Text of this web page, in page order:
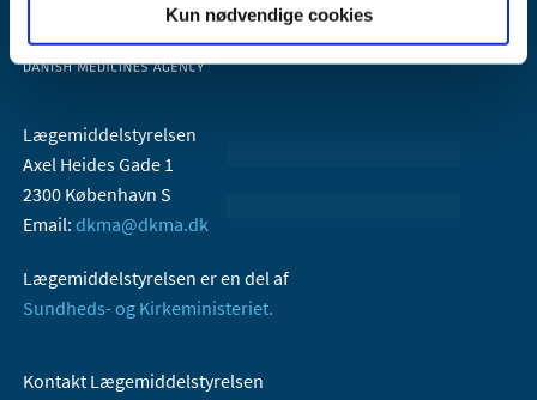
Kun nødvendige cookies
Lægemiddelstyrelsen
Axel Heides Gade 1
2300 København S
Email: dkma@dkma.dk
Lægemiddelstyrelsen er en del af
Sundheds- og Kirkeministeriet.
Kontakt Lægemiddelstyrelsen